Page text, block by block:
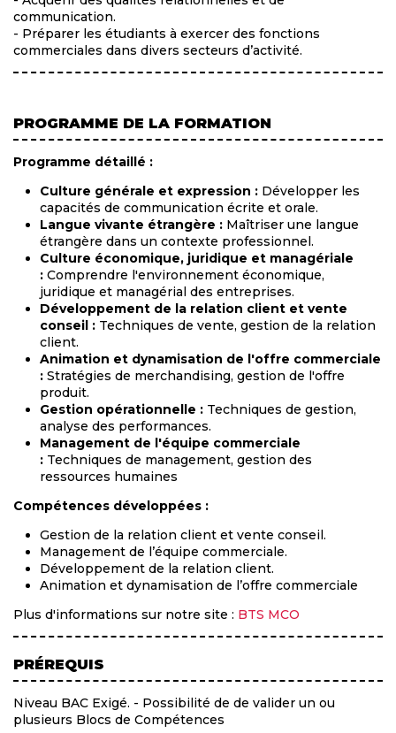
communication.
- Préparer les étudiants à exercer des fonctions
commerciales dans divers secteurs d’activité.
PROGRAMME DE LA FORMATION
Programme détaillé :
Culture générale et expression : Développer les
capacités de communication écrite et orale.
Langue vivante étrangère : Maîtriser une langue
étrangère dans un contexte professionnel.
Culture économique, juridique et managériale
: Comprendre l'environnement économique,
juridique et managérial des entreprises.
Développement de la relation client et vente
conseil : Techniques de vente, gestion de la relation
client.
Animation et dynamisation de l'offre commerciale
: Stratégies de merchandising, gestion de l'offre
produit.
Gestion opérationnelle : Techniques de gestion,
analyse des performances.
Management de l'équipe commerciale
: Techniques de management, gestion des
ressources humaines
Compétences développées :
Gestion de la relation client et vente conseil.
Management de l’équipe commerciale.
Développement de la relation client.
Animation et dynamisation de l’offre commerciale
Plus d'informations sur notre site : BTS MCO
PRÉREQUIS
Niveau BAC Exigé. - Possibilité de de valider un ou
plusieurs Blocs de Compétences